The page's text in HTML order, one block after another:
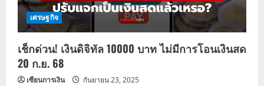
เศรษฐกิจ
เช็กด่วน! เงินดิจิทัล 10000 บาท ไม่มีการโอนเงินสด
20 ก.ย. 68
เซียนการเงิน กันยายน 23, 2025